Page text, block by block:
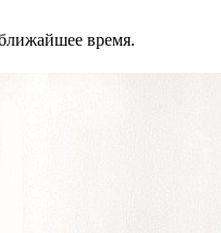
время.